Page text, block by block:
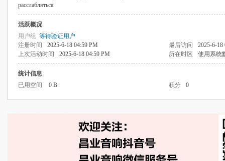
расслабляться
活跃概况
用户组 等待验证用户
注册时间
2025-6-18 04:59 PM 最后访问
2025-6-18
上次活动时间
2025-6-18 04:59 PM 所在时区 使用系统
统计信息
已用空间
0 B 积分 0